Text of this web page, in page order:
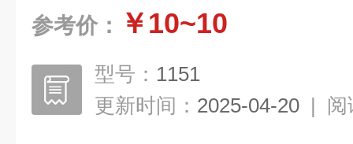
参考价： ￥10~10
型号： 1151
更新时间： 2025-04-20 | 阅